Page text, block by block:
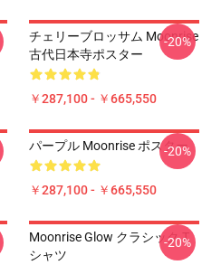
チェリーブロッサム Moonrise
古代日本寺ポスター
￥287,100 - ￥665,550
-20%
パープル Moonrise ポスター
￥287,100 - ￥665,550
-20%
Moonrise Glow クラシック T
シャツ
-20%